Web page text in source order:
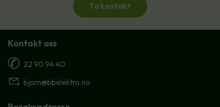
Ta kontakt
Kontakt oss
22 90 94 40
bjorn@bbelektro.no